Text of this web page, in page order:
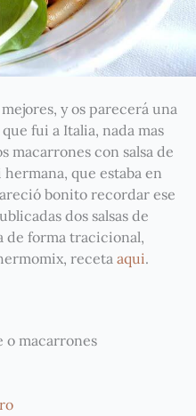
y os parecerá una
fui a Italia, nada mas
macarrones con salsa de
que estaba en
bonito recordar ese
dos salsas de
de forma tracicional,
receta aqui.
o macarrones